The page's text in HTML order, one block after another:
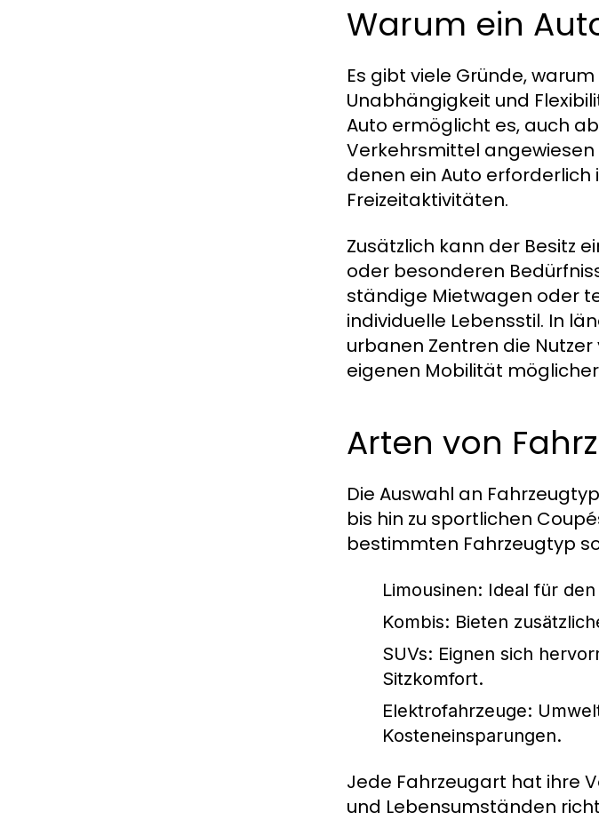
Warum ein
Es gibt viele Gründe,
Unabhängigkeit und
Auto ermöglicht es, auch
Verkehrsmittel angewiesen
denen ein Auto erforderlich
Freizeitaktivitäten.
Zusätzlich kann der Besitz
oder besonderen
ständige Mietwagen oder
individuelle Lebensstil. In
urbanen Zentren die
eigenen Mobilität
Arten von
Die Auswahl an
bis hin zu sportlichen
bestimmten Fahrzeugtyp
Limousinen: Ideal für
Kombis: Bieten
SUVs: Eignen sich
Sitzkomfort.
Elektrofahrzeuge:
Kosteneinsparungen.
Jede Fahrzeugart hat ihre
und Lebensumständen